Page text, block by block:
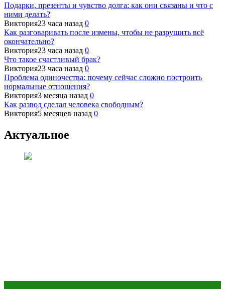
Подарки, презенты и чувство долга: как они связаны и что с
ними делать?
Виктория23 часа назад 0
Как разговаривать после измены, чтобы не разрушить всё
окончательно?
Виктория23 часа назад 0
Что такое счастливый брак?
Виктория23 часа назад 0
Проблема одиночества: почему сейчас сложно построить
нормальные отношения?
Виктория3 месяца назад 0
Как развод сделал человека свободным?
Виктория5 месяцев назад 0
Актуальное